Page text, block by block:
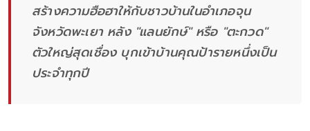
สร้างความฮือฮาให้กับชาวบ้านในอำเภอจุน
จังหวัดพะเยา หลัง "แลนยักษ์" หรือ "ตะกวด"
ตัวใหญ่สุดเชื่อง บุกเข้าบ้านคุณป้ารายหนึ่งเป็น
ประจำทุกปี